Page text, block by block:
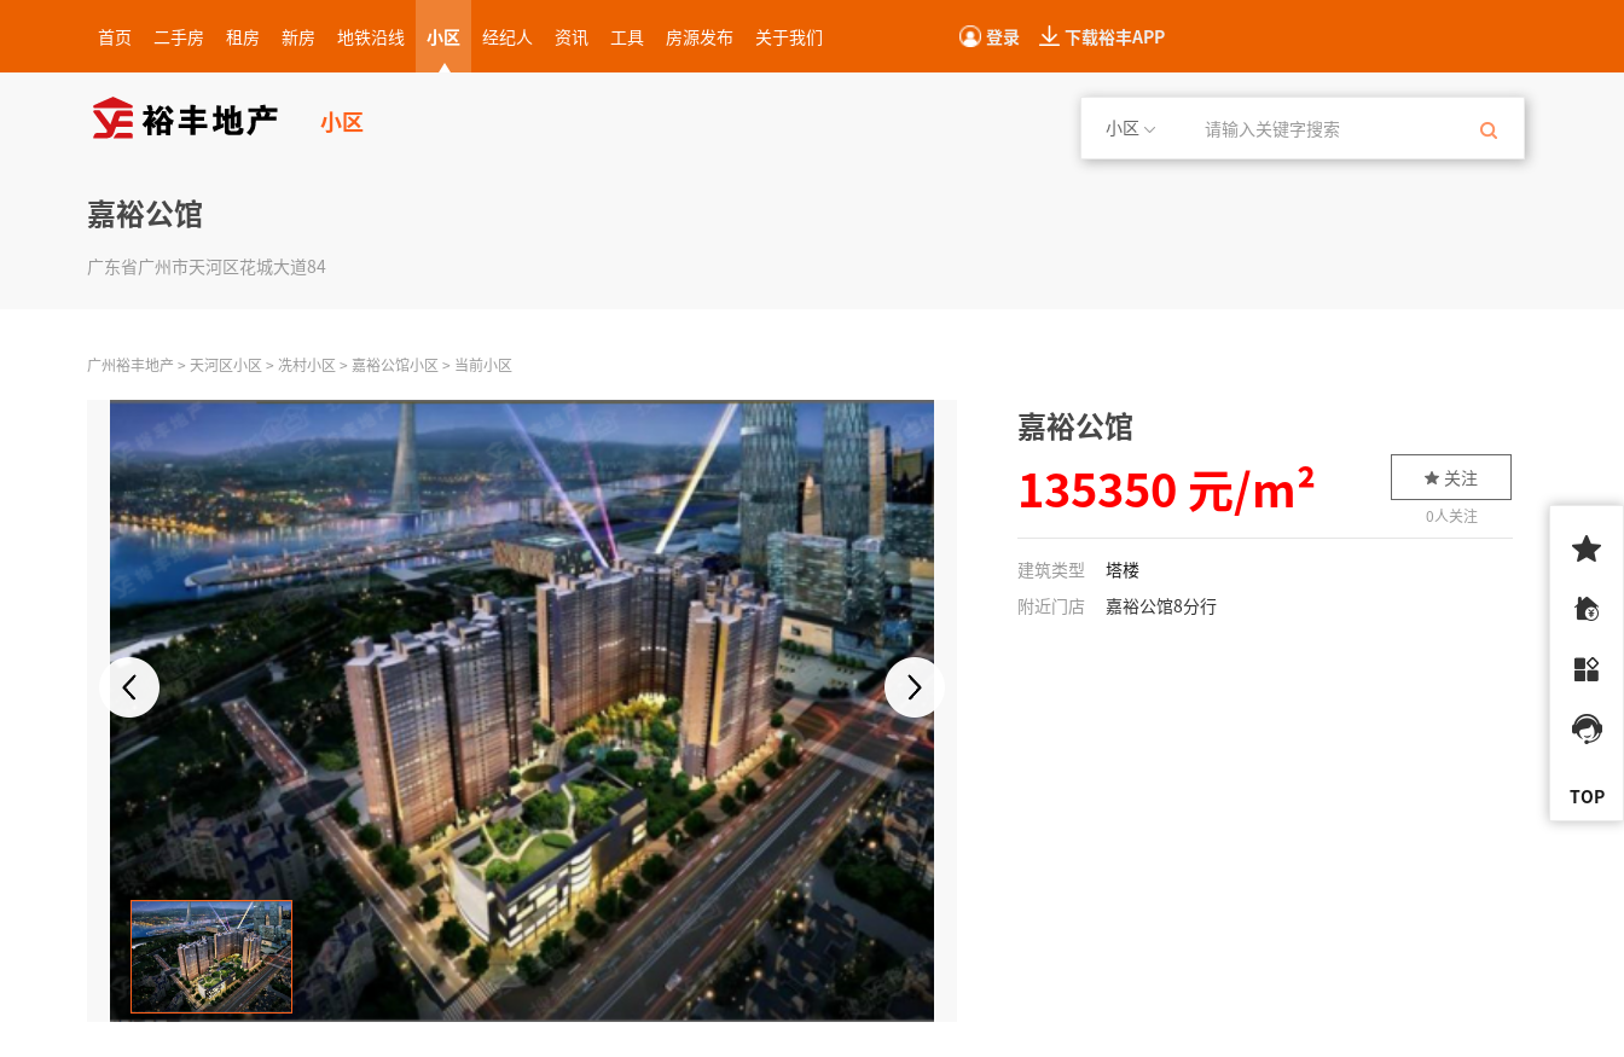
首页 二手房 租房 新房 地铁沿线 小区 经纪人 资讯 工具 房源发布 关于我们 登录 下载裕丰APP
小区 小区
嘉裕公馆
广东省广州市天河区花城大道84
广州裕丰地产 > 天河区小区 > 冼村小区 > 嘉裕公馆小区 > 当前小区
A PHP Error was
1/1
嘉裕公馆
135350 元/m² 关注
0人关注
建筑类型
塔楼
附近门店
嘉裕公馆8分行
TOP